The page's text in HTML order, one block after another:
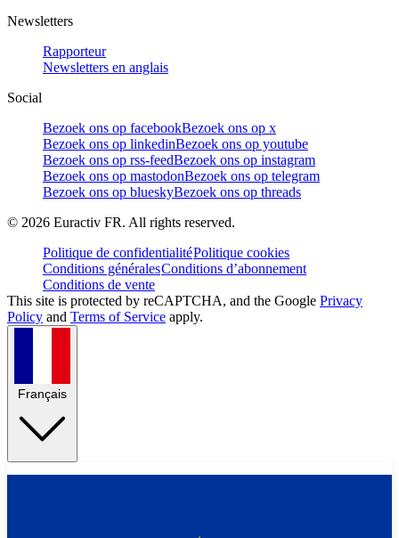
Newsletters
Rapporteur
Newsletters en anglais
Social
Bezoek ons op facebookBezoek ons op x
Bezoek ons op linkedinBezoek ons op youtube
Bezoek ons op rss-feedBezoek ons op instagram
Bezoek ons op mastodonBezoek ons op telegram
Bezoek ons op blueskyBezoek ons op threads
© 2026 Euractiv FR. All rights reserved.
Politique de confidentialitéPolitique cookies
Conditions généralesConditions d’abonnement
Conditions de vente
This site is protected by reCAPTCHA, and the Google Privacy
Policy and Terms of Service apply.
Français